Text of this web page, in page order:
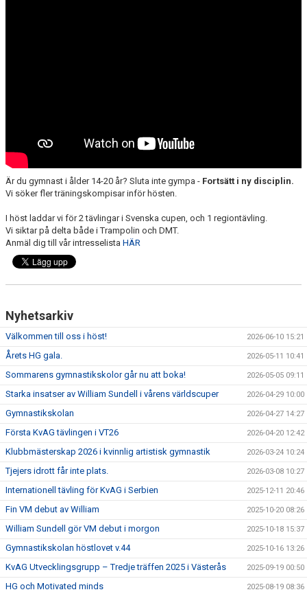
Är du gymnast i ålder 14-20 år? Sluta inte gympa - Fortsätt i ny disciplin.
Vi söker fler träningskompisar inför hösten.
I höst laddar vi för 2 tävlingar i Svenska cupen, och 1 regiontävling.
Vi siktar på delta både i Trampolin och DMT.
Anmäl dig till vår intresselista HÄR
Nyhetsarkiv
Välkommen till oss i höst! 2026-06-10 15:21
Årets HG gala. 2026-05-11 10:41
Sommarens gymnastikskolor går nu att boka! 2026-05-05 09:11
Starka insatser av William Sundell i vårens världscuper 2026-04-29 10:00
Gymnastikskolan 2026-04-27 14:27
Första KvAG tävlingen i VT26 2026-04-20 12:42
Klubbmästerskap 2026 i kvinnlig artistisk gymnastik 2026-03-24 10:24
Tjejers idrott får inte plats. 2026-03-08 10:27
Internationell tävling för KvAG i Serbien 2025-12-11 20:46
Fin VM debut av William 2025-10-20 08:26
William Sundell gör VM debut i morgon 2025-10-18 15:37
Gymnastikskolan höstlovet v.44 2025-10-16 13:26
KvAG Utvecklingsgrupp – Tredje träffen 2025 i Västerås 2025-09-19 00:50
HG och Motivated minds 2025-08-19 08:36